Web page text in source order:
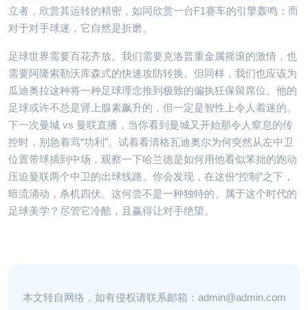
立者，欣赏其运转的精密，如同欣赏一台F1赛车的引擎轰鸣；而
对于对手球迷，它自然是折磨。
足球世界需要百花齐放。我们需要克洛普重金属摇滚的激情，也
需要阿隆索勒沃库森式的快速攻防转换。但同样，我们也应该为
瓜迪奥拉这种将一种足球理念推到极致的偏执狂保留席位。他的
足球或许不总是肾上腺素飙升的，但一定是智性上令人着迷的。
下一次曼城 vs 曼联直播，当你看到曼城又开始那令人窒息的传
控时，别急着骂“功利”。试着看清格瓦迪奥尔为何突然从左中卫
位置带球插到中场，观察一下哈兰德是如何用他看似笨拙的跑动
压迫曼联两个中卫的出球线路。你会发现，在这份“控制”之下，
暗流涌动，杀机四伏。这何尝不是一种独特的、属于这个时代的
足球美学？尽管它冷酷，且赢得让对手绝望。
本文转自网络，如有侵权请联系邮箱：admin@admin.com